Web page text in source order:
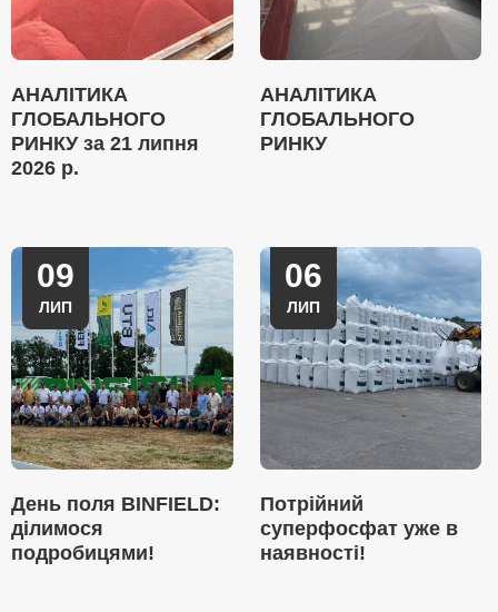
АНАЛІТИКА
ГЛОБАЛЬНОГО
РИНКУ за 21 липня
2026 р.
АНАЛІТИКА
ГЛОБАЛЬНОГО
РИНКУ
09
ЛИП
День поля BINFIELD:
ділимося
подробицями!
06
ЛИП
Потрійний
суперфосфат уже в
наявності!